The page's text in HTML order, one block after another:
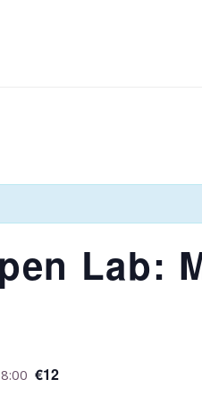
Lab:
€12